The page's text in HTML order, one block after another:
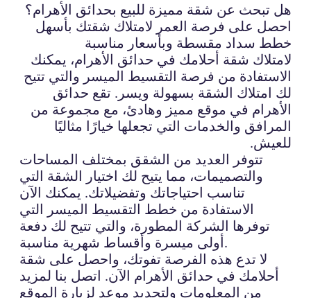
هل تبحث عن شقة مميزة للبيع بحدائق الأهرام؟
احصل على فرصة العمر لامتلاك شقتك بأسهل
خطط سداد مقسطة وبأسعار مناسبة
لامتلاك شقة أحلامك في حدائق الأهرام، يمكنك
الاستفادة من فرصة التقسيط الميسر والتي تتيح
لك امتلاك الشقة بسهولة ويسر. تقع حدائق
الأهرام في موقع مميز وهادئ، مع مجموعة من
المرافق والخدمات التي تجعلها خيارًا مثاليًا
للعيش.
تتوفر العديد من الشقق بمختلف المساحات
والتصميمات، مما يتيح لك اختيار الشقة التي
تناسب احتياجاتك وتفضيلاتك. يمكنك الآن
الاستفادة من خطط التقسيط الميسر التي
توفرها الشركة المطورة، والتي تتيح لك دفعة
أولى ميسرة وأقساط شهرية مناسبة.
لا تدع هذه الفرصة تفوتك، واحصل على شقة
أحلامك في حدائق الأهرام الآن. اتصل بنا لمزيد
من المعلومات ولتحديد موعد لزيارة الموقع